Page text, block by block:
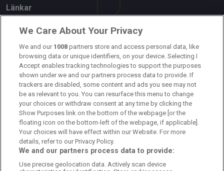
Länkar
Om oss
Kontakta oss
Kundtjänst
Sponsor: Rekatochklart
Annonsera på Fotbolldirekt
Redaktionell policy
Personuppgiftspolicy
Cookiepolicy
We Care About Your Privacy
We and our 1008 partners store and access personal data, like
browsing data or unique identifiers, on your device. Selecting I
Accept enables tracking technologies to support the purposes
shown under we and our partners process data to provide. If
trackers are disabled, some content and ads you see may not
be as relevant to you. You can resurface this menu to change
your choices or withdraw consent at any time by clicking the
Show Purposes link on the bottom of the webpage [or the
floating icon on the bottom-left of the webpage, if applicable].
Your choices will have effect within our Website. For more
details, refer to our Privacy Policy.
We and our partners process data to provide:
Use precise geolocation data. Actively scan device